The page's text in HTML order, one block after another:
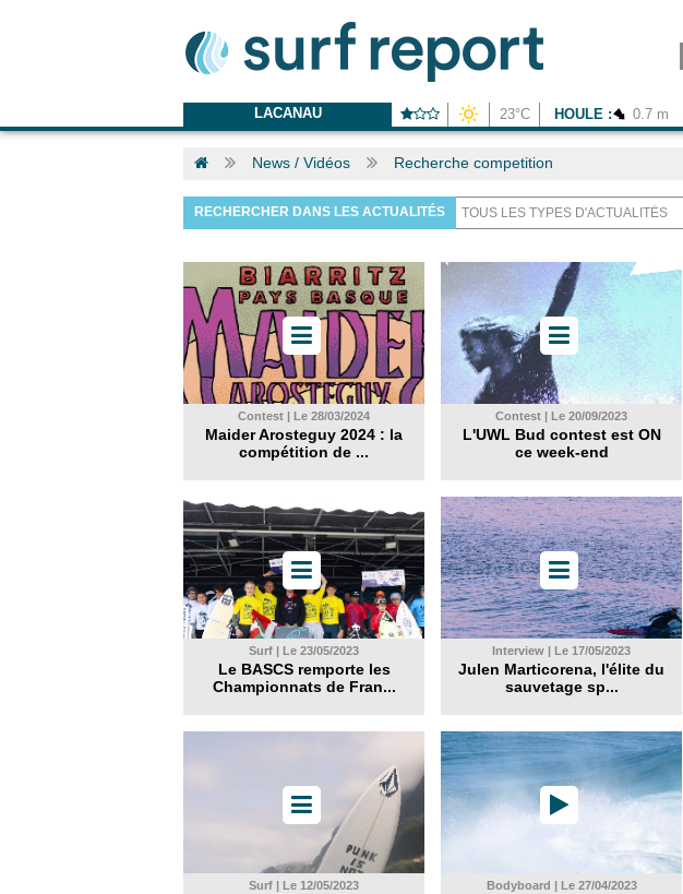
LACANAU 23°C HOULE : 0.7 m
News / Vidéos Recherche competition
RECHERCHER DANS LES ACTUALITÉS
Contest | Le 28/03/2024
Maider Arosteguy 2024 : la
compétition de ...
Contest | Le 20/09/2023
L'UWL Bud contest est ON
ce week-end
Surf | Le 23/05/2023
Le BASCS remporte les
Championnats de Fran...
Interview | Le 17/05/2023
Julen Marticorena, l'élite du
sauvetage sp...
Surf | Le 12/05/2023 Bodyboard | Le 27/04/2023